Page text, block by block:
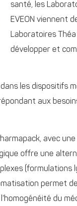
santé, les
EVEON viennent
Laboratoires
développer et
les dispositifs
aux
avec
offre une
(formulations
permet
du